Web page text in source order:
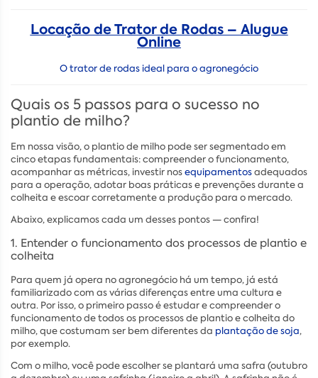
Locação de Trator de Rodas – Alugue
Online
O trator de rodas ideal para o agronegócio
Quais os 5 passos para o sucesso no
plantio de milho?
Em nossa visão, o plantio de milho pode ser segmentado em
cinco etapas fundamentais: compreender o funcionamento,
acompanhar as métricas, investir nosequipamentosadequados
para a operação, adotar boas práticas e prevenções durante a
colheita e escoar corretamente a produção para o mercado.
Abaixo, explicamos cada um desses pontos — confira!
1. Entender o funcionamento dos processos de plantio e
colheita
Para quem já opera no agronegócio há um tempo, já está
familiarizado com as várias diferenças entre uma cultura e
outra. Por isso, o primeiro passo é estudar e compreender o
funcionamento de todos os processos de plantio e colheita do
milho, que costumam ser bem diferentes da plantação de soja,
por exemplo.
Com o milho, você pode escolher se plantará uma safra (outubro